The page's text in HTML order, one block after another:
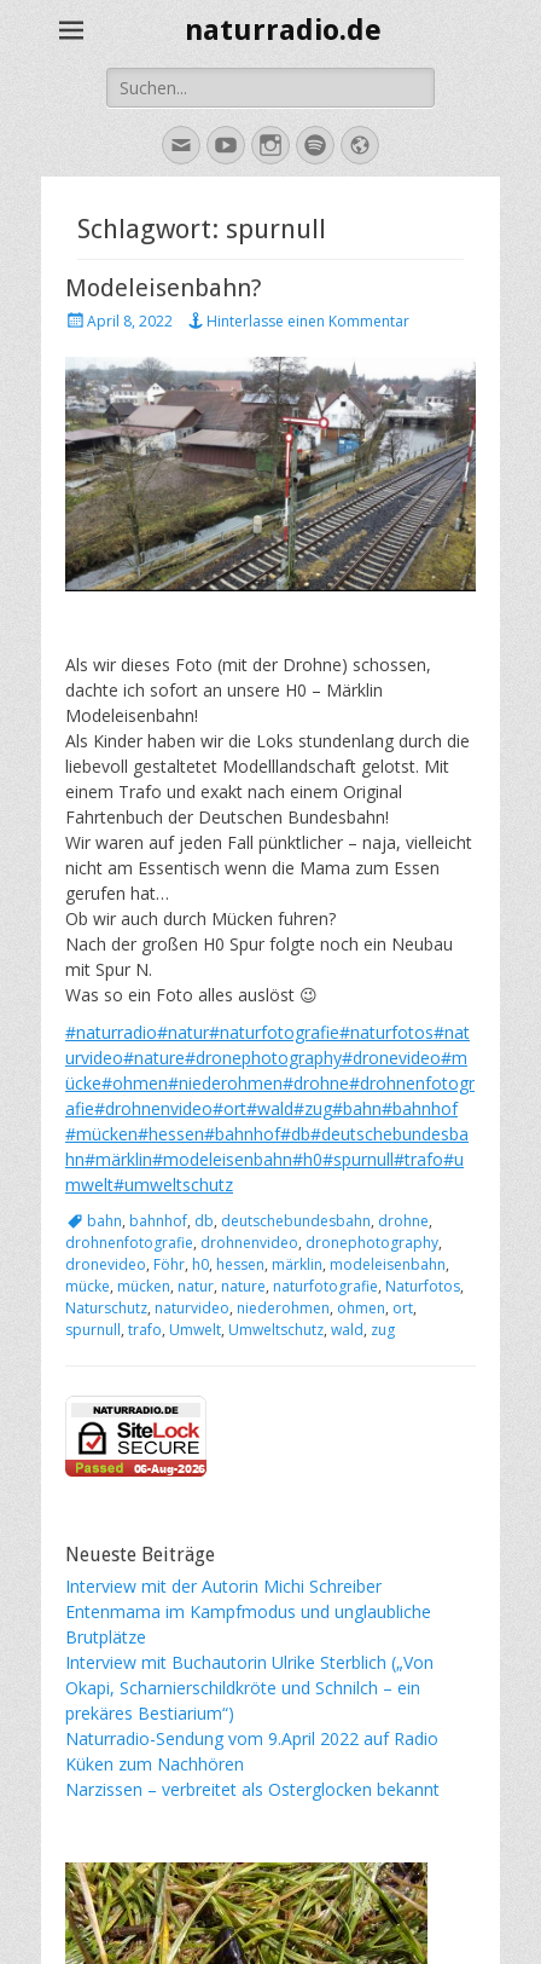
naturradio.de
Suche
nach:
E-
Mail
YouTubeInstagram
SpotifyWebsite
Schlagwort: spurnull
Modeleisenbahn?
Veröffentlicht
April 8, 2022 Hinterlasse einen Kommentar
Als wir dieses Foto (mit der Drohne) schossen,
dachte ich sofort an unsere H0 – Märklin
Modeleisenbahn!
Als Kinder haben wir die Loks stundenlang durch die
liebevoll gestaltetet Modelllandschaft gelotst. Mit
einem Trafo und exakt nach einem Original
Fahrtenbuch der Deutschen Bundesbahn!
Wir waren auf jeden Fall pünktlicher – naja, vielleicht
nicht am Essentisch wenn die Mama zum Essen
gerufen hat…
Ob wir auch durch Mücken fuhren?
Nach der großen H0 Spur folgte noch ein Neubau
mit Spur N.
Was so ein Foto alles auslöst 😉
#naturradio#natur#naturfotografie#naturfotos#nat
urvideo#nature#dronephotography#dronevideo#m
ücke#ohmen#niederohmen#drohne#drohnenfotogr
afie#drohnenvideo#ort#wald#zug#bahn#bahnhof
#mücken#hessen#bahnhof#db#deutschebundesba
hn#märklin#modeleisenbahn#h0#spurnull#trafo#u
mwelt#umweltschutz
Schlagworte
bahn, bahnhof, db, deutschebundesbahn, drohne,
drohnenfotografie, drohnenvideo, dronephotography,
dronevideo, Föhr, h0, hessen, märklin, modeleisenbahn,
mücke, mücken, natur, nature, naturfotografie, Naturfotos,
Naturschutz, naturvideo, niederohmen, ohmen, ort,
spurnull, trafo, Umwelt, Umweltschutz, wald, zug
Neueste Beiträge
Interview mit der Autorin Michi Schreiber
Entenmama im Kampfmodus und unglaubliche
Brutplätze
Interview mit Buchautorin Ulrike Sterblich („Von
Okapi, Scharnierschildkröte und Schnilch – ein
prekäres Bestiarium“)
Naturradio-Sendung vom 9.April 2022 auf Radio
Küken zum Nachhören
Narzissen – verbreitet als Osterglocken bekannt